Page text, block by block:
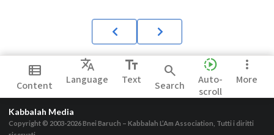
view_list
Content
Translate
Language
text_fields
Text
search
Search
slow_motion_video
Auto-
scroll
more_vert
More
Kabbalah Media
Copyright © 2003-2026Bnei Baruch – Kabbalah L’Am Association, Tutti i diritti